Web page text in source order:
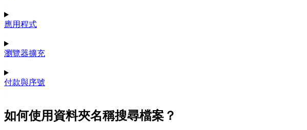
應用程式
瀏覽器擴充
付款與序號
如何使用資料夾名稱搜尋檔案？